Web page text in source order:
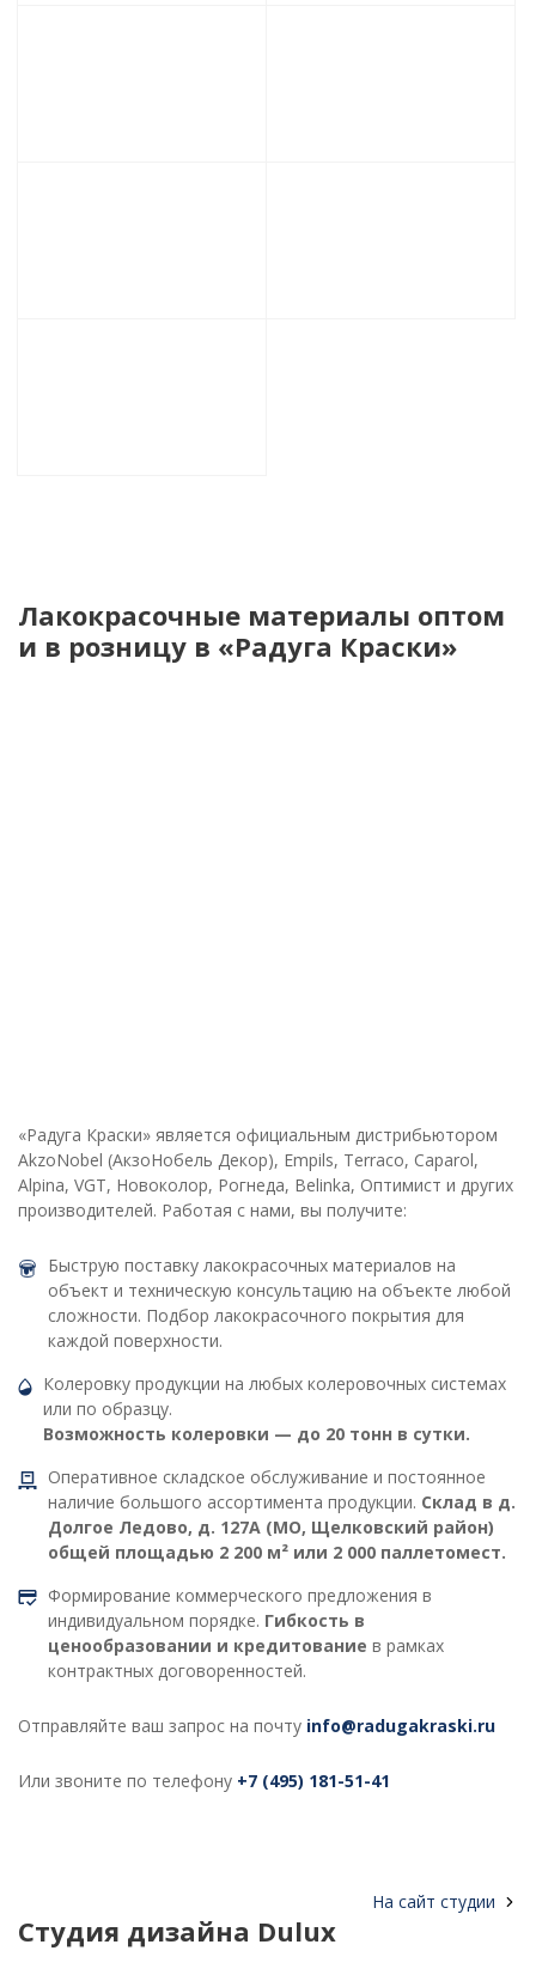
Лакокрасочные материалы оптом
и в розницу в «Радуга Краски»
«Радуга Краски» является официальным дистрибьютором
AkzoNobel (АкзоНобель Декор), Empils, Terraco, Caparol,
Alpina, VGT, Новоколор, Рогнеда, Belinka, Оптимист и других
производителей. Работая с нами, вы получите:
Быструю поставку лакокрасочных материалов на
объект и техническую консультацию на объекте любой
сложности. Подбор лакокрасочного покрытия для
каждой поверхности.
Колеровку продукции на любых колеровочных системах
или по образцу.
Возможность колеровки — до 20 тонн в сутки.
Оперативное складское обслуживание и постоянное
наличие большого ассортимента продукции. Склад в д.
Долгое Ледово, д. 127А (МО, Щелковский район)
общей площадью 2 200 м² или 2 000 паллетомест.
Формирование коммерческого предложения в
индивидуальном порядке. Гибкость в
ценообразовании и кредитование в рамках
контрактных договоренностей.
Отправляйте ваш запрос на почту info@radugakraski.ru
Или звоните по телефону +7 (495) 181-51-41
Студия дизайна Dulux
На сайт студии